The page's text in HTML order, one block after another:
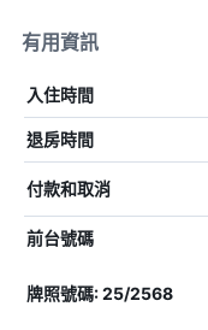
有用資訊
入住時間
退房時間
付款和取消
前台號碼
牌照號碼: 25/2568